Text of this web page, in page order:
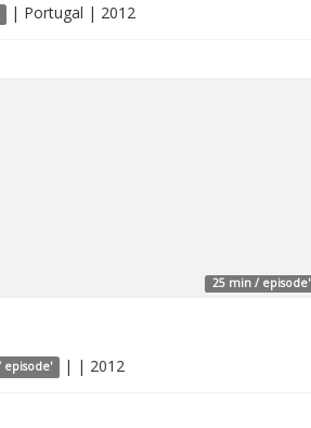
| Portugal | 2012
25 min / episode'
episode' | | 2012